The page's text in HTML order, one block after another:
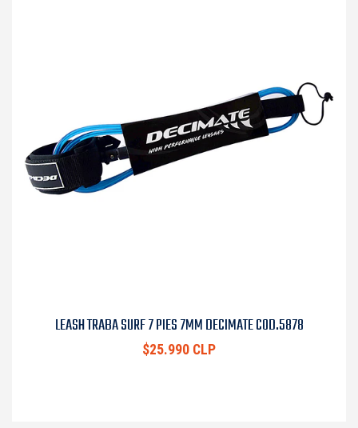
LEASH TRABA SURF 7 PIES 7MM DECIMATE COD.5878
$25.990 CLP